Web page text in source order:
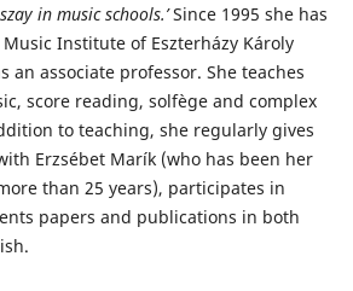
in music schools.’Since 1995 she has
Institute of Eszterházy Károly
an associate professor. She teaches
score reading, solfège and complex
to teaching, she regularly gives
Erzsébet Marík (who has been her
than 25 years), participates in
papers and publications in both